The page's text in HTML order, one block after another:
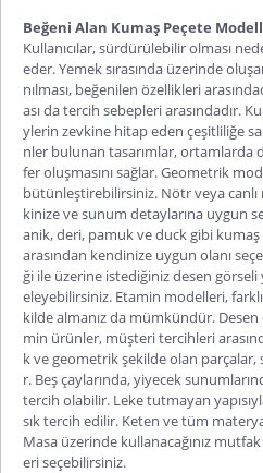
Beğeni Alan Kumaş Peçete
Kullanıcılar, sürdürülebilir olması
eder. Yemek sırasında üzerinde
nılması, beğenilen özellikleri
ası da tercih sebepleri arasındadır.
ylerin zevkine hitap eden çeşitliliğe
nler bulunan tasarımlar, ortamlarda
fer oluşmasını sağlar. Geometrik
bütünleştirebilirsiniz. Nötr veya
kinize ve sunum detaylarına uygun
anik, deri, pamuk ve duck gibi
arasından kendinize uygun olanı
ği ile üzerine istediğiniz desen
eleyebilirsiniz. Etamin modelleri, farklı
kilde almanız da mümkündür.
min ürünler, müşteri tercihleri
k ve geometrik şekilde olan
r. Beş çaylarında, yiyecek
tercih olabilir. Leke tutmayan
sık tercih edilir. Keten ve tüm
Masa üzerinde kullanacağınız
eri seçebilirsiniz.